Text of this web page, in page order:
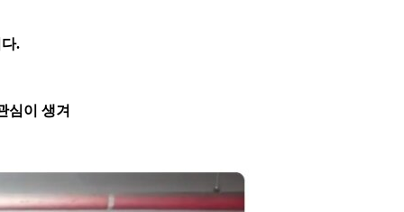
.
심이 생겨